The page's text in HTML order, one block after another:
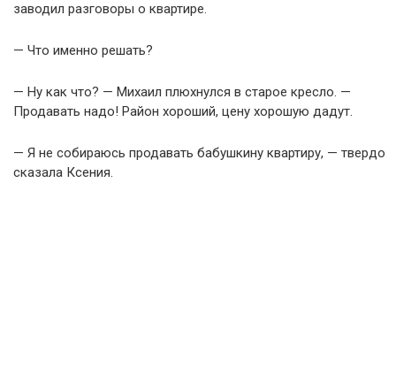
заводил разговоры о квартире.
— Что именно решать?
— Ну как что? — Михаил плюхнулся в старое кресло. —
Продавать надо! Район хороший, цену хорошую дадут.
— Я не собираюсь продавать бабушкину квартиру, — твердо
сказала Ксения.